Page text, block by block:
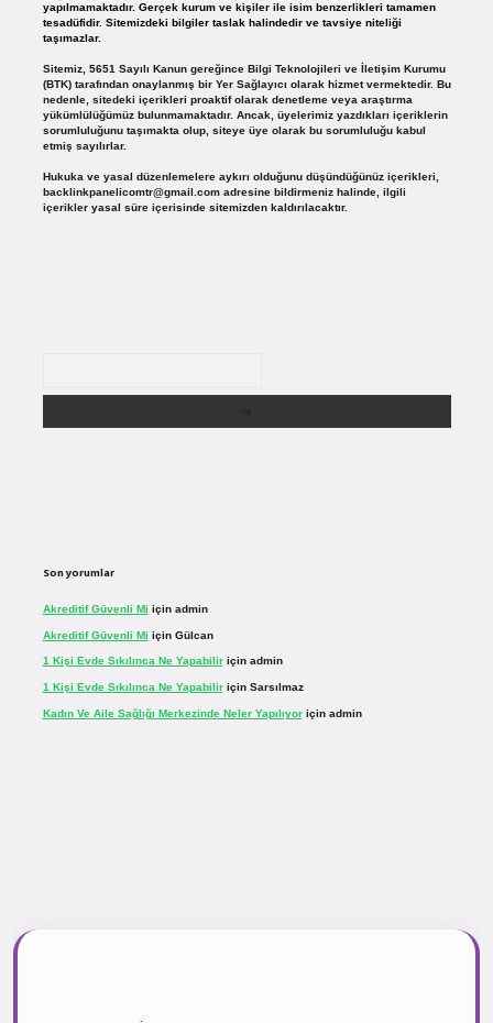
yapılmamaktadır. Gerçek kurum ve kişiler ile isim benzerlikleri tamamen
tesadüfidir. Sitemizdeki bilgiler taslak halindedir ve tavsiye niteliği
taşımazlar.
Sitemiz, 5651 Sayılı Kanun gereğince Bilgi Teknolojileri ve İletişim Kurumu
(BTK) tarafından onaylanmış bir Yer Sağlayıcı olarak hizmet vermektedir. Bu
nedenle, sitedeki içerikleri proaktif olarak denetleme veya araştırma
yükümlülüğümüz bulunmamaktadır. Ancak, üyelerimiz yazdıkları içeriklerin
sorumluluğunu taşımakta olup, siteye üye olarak bu sorumluluğu kabul
etmiş sayılırlar.
Hukuka ve yasal düzenlemelere aykırı olduğunu düşündüğünüz içerikleri,
backlinkpanelicomtr@gmail.comadresine bildirmeniz halinde, ilgili
içerikler yasal süre içerisinde sitemizden kaldırılacaktır.
Son yorumlar
Akreditif Güvenli Mi için admin
Akreditif Güvenli Mi için Gülcan
1 Kişi Evde Sıkılınca Ne Yapabiliriçin admin
1 Kişi Evde Sıkılınca Ne Yapabiliriçin Sarsılmaz
Kadın Ve Aile Sağlığı Merkezinde Neler Yapılıyoriçin admin